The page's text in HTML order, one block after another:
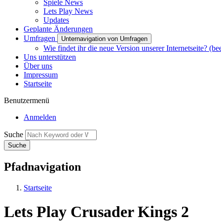
Spiele News
Lets Play News
Updates
Geplante Änderungen
Umfragen
Unternavigation von Umfragen
Wie findet ihr die neue Version unserer Internetseite?
Uns unterstützen
Über uns
Impressum
Startseite
Benutzermenü
Anmelden
Suche
Pfadnavigation
Startseite
Lets Play Crusader Kings 2